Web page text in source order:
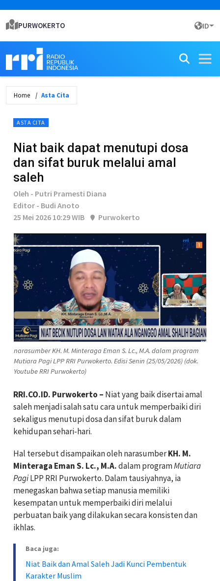
PURWOKERTO ID
Home Asta Cita
ASTA CITA
Niat baik dapat menutupi dosa
dan sifat buruk melalui amal
saleh
Oleh - Putri Pramesti Diana
Editor - Budi Anoto
25 Mei 2026 10:29 WIB
Purwokerto
narasumber KH. M. Minteraga Eman S. Lc., M.A. dalam program
Mutiara Pagi LPP RRI Purwokerto. Edisi Senin (25/05/2026) (dok.
Youtube RRI Purwokerto)
RRI.CO.ID. Purwokerto – Niat yang baik disertai amal
saleh menjadi salah satu cara untuk memperbaiki diri
sekaligus menutupi dosa dan sifat buruk dalam
kehidupan sehari-hari.
Hal tersebut disampaikan oleh narasumberKH. M.
Minteraga Eman S. Lc., M.A.dalam programMutiara
PagiLPP RRI Purwokerto. Dalam tausiyahnya, ia
menegaskan bahwa setiap manusia memiliki
kesempatan untuk memperbaiki diri melalui
perbuatan baik yang dilakukan secara konsisten dan
ikhlas.
Baca juga:
Niat Baik dan Amal Saleh Jadi Kunci Pembentuk
Karakter Muslim